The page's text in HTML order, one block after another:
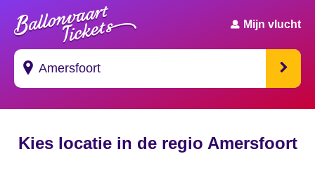
Mijn vlucht
Suggesties
's Gravendeel
Kies locatie in de regio Amersfoort